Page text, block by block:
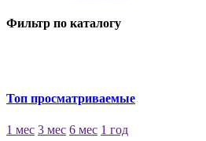
Фильтр по каталогу
Топ просматриваемые
1 мес 3 мес 6 мес 1 год